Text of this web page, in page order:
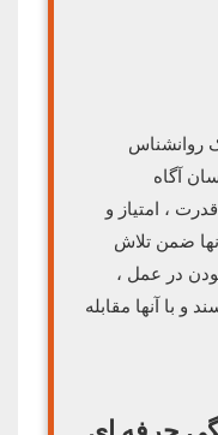
روانشناس
آگاه
، امتیاز و
ضمن تلاش
در عمل ،
با آنها مقابله